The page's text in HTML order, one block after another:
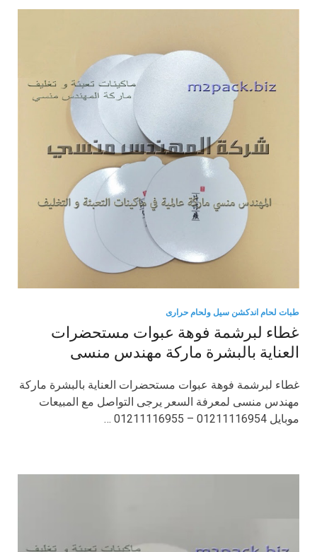
طبات لحام اندكشن سيل ولحام حرارى
غطاء لبرشمة فوهة عبوات مستحضرات
العناية بالبشرة ماركة مهندس منسى
غطاء لبرشمة فوهة عبوات مستحضرات العناية بالبشرة ماركة
مهندس منسى لمعرفة السعر يرجى التواصل مع المبيعات
موبايل 01211116954 – 01211116955 …